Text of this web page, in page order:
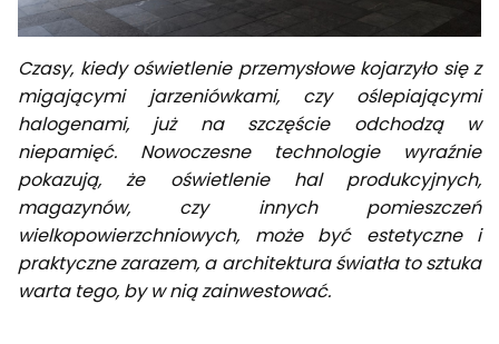
Czasy, kiedy oświetlenie przemysłowe kojarzyło się z
migającymi jarzeniówkami, czy oślepiającymi
halogenami, już na szczęście odchodzą w
niepamięć. Nowoczesne technologie wyraźnie
pokazują, że oświetlenie hal produkcyjnych,
magazynów, czy innych pomieszczeń
wielkopowierzchniowych, może być estetyczne i
praktyczne zarazem, a architektura światła to sztuka
warta tego, by w nią zainwestować.